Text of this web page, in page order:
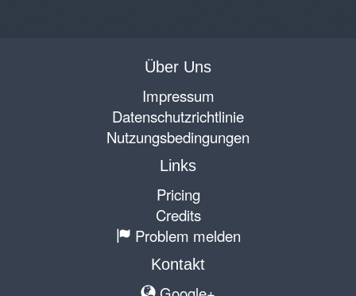
Über Uns
Impressum
Datenschutzrichtlinie
Nutzungsbedingungen
Links
Pricing
Credits
Problem melden
Kontakt